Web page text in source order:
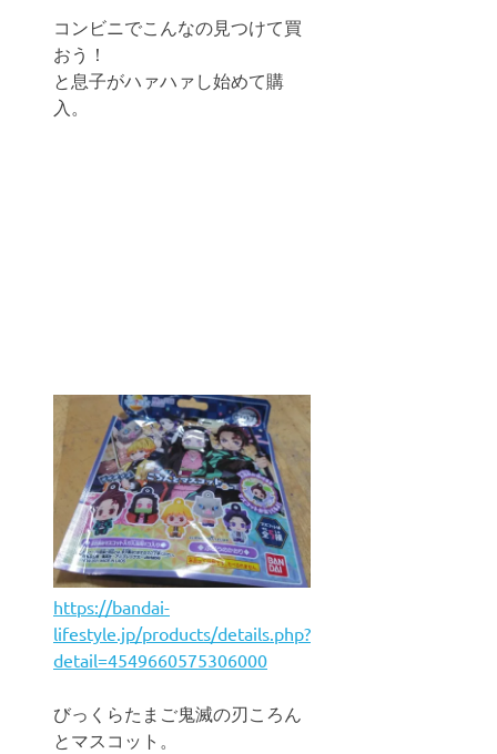
コンビニでこんなの見つけて買
おう！
と息子がハァハァし始めて購
入。
https://bandai-
lifestyle.jp/products/details.php?
detail=4549660575306000
びっくらたまご鬼滅の刃ころん
とマスコット。